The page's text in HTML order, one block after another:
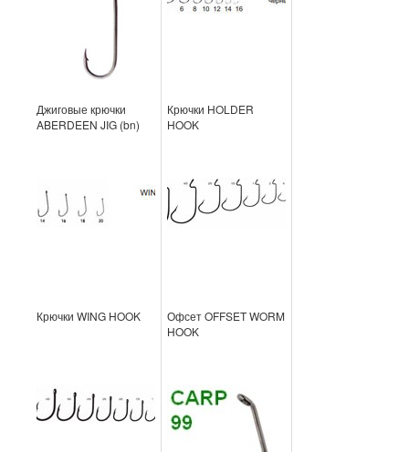
Джиговые крючки
ABERDEEN JIG (bn)
Крючки HOLDER
HOOK
Крючки WING HOOK
Офсет OFFSET WORM
HOOK